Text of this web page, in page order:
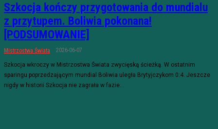
Szkocja kończy przygotowania do mundialu
z przytupem. Boliwia pokonana!
[PODSUMOWANIE]
Mistrzostwa Świata 2026-06-07
Szkocja wkroczy w Mistrzostwa Świata zwycięską ścieżką. W ostatnim
sparingu poprzedzającym mundial Boliwia uległa Brytyjczykom 0:4. Jeszcze
nigdy w historii Szkocja nie zagrała w fazie...